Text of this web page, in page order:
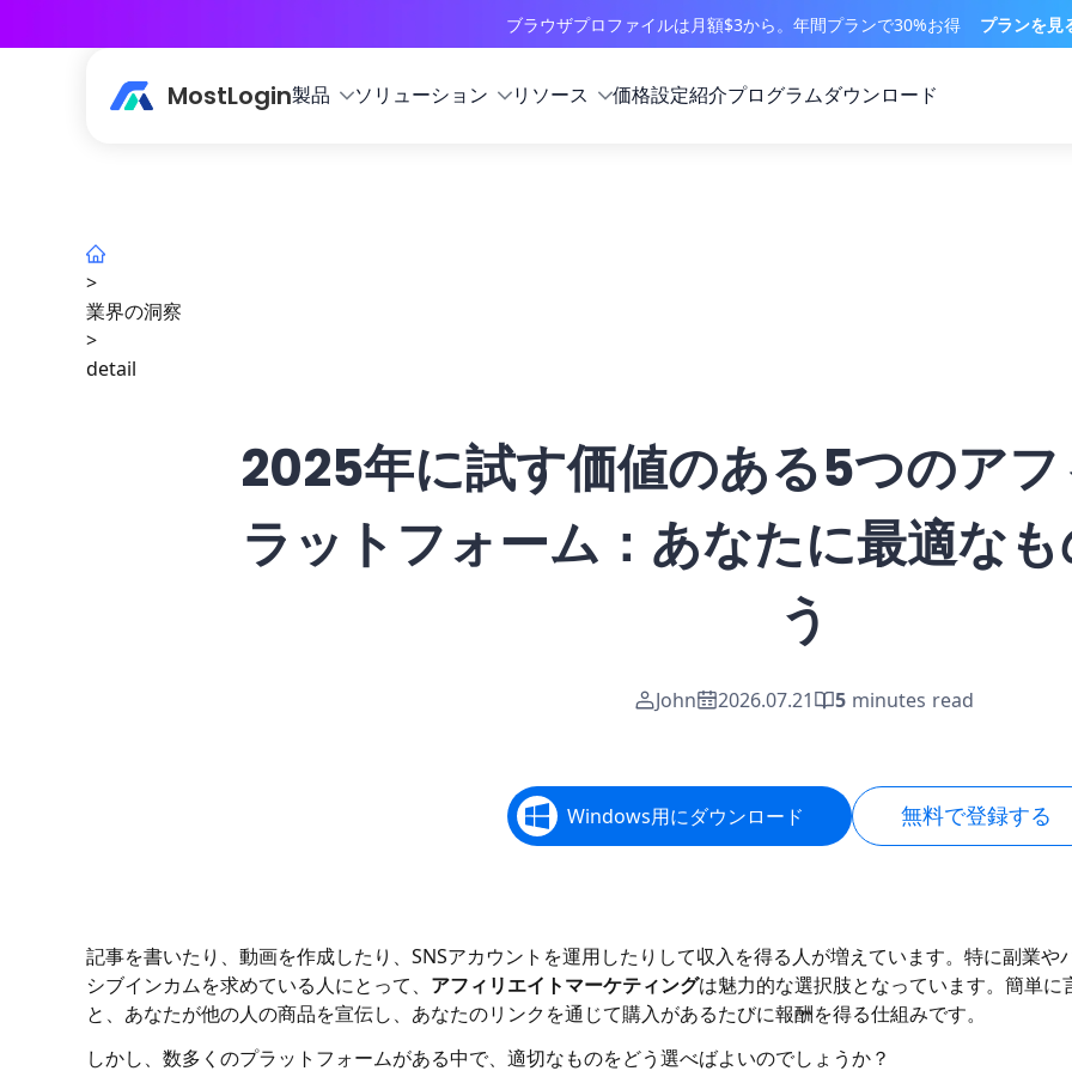
ブラウザプロファイルは月額$3から。年間プランで30%お得 プランを見
MostLogin製品 ソリューション リソース 価格設定紹介プログラムダウンロード
>
業界の洞察
>
detail
2025年に試す価値のある5つのア
ラットフォーム：あなたに最適な
う
John 2026.07.21 5 minutes read
Windows用にダウンロード 無料で登録する
記事を書いたり、動画を作成したり、SNSアカウントを運用したりして収入を得る人が増えています。特に副業や
シブインカムを求めている人にとって、 アフィリエイトマーケティングは魅力的な選択肢となっています。簡単に
と、あなたが他の人の商品を宣伝し、あなたのリンクを通じて購入があるたびに報酬を得る仕組みです。
しかし、数多くのプラットフォームがある中で、適切なものをどう選べばよいのでしょうか？